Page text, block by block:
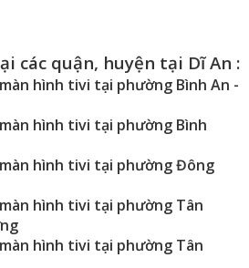
các quận, huyện tại Dĩ An :
hình tivi tại phường Bình An -
hình tivi tại phường Bình
hình tivi tại phường Đông
hình tivi tại phường Tân
hình tivi tại phường Tân